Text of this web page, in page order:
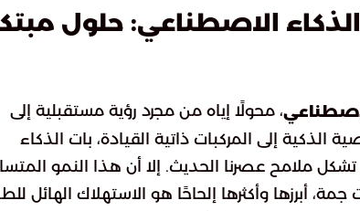
الاصطناعي: حلول
، محولًا إياه من مجرد رؤية مستقبلية إلى
إلى المركبات ذاتية القيادة، بات الذكاء
ملامح عصرنا الحديث. إلا أن هذا النمو
أبرزها وأكثرها إلحاحًا هو الاستهلاك الهائل